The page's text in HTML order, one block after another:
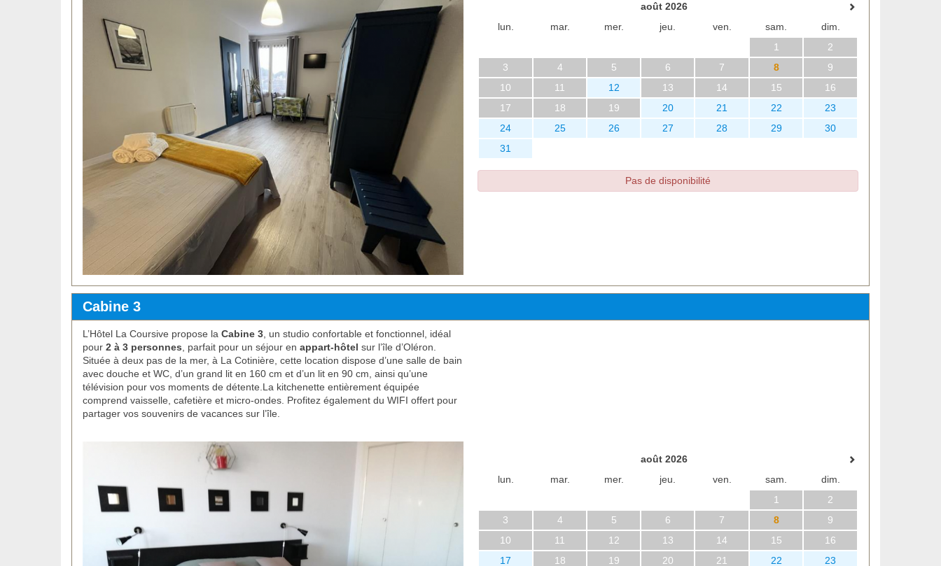
août 2026
lun.
mar. mer. jeu. ven. sam.
dim.
1
2
3
4 5 6 7 8
9
10
11 12 13 14 15
16
17
18 19 20 21 22
23
24
25 26 27 28 29
30
31
Pas de disponibilité
Cabine 3
L’Hôtel La Coursive propose la Cabine 3 , un studio confortable et fonctionnel, idéal
pour 2 à 3 personnes , parfait pour un séjour en appart-hôtel sur l’île d’Oléron.
Située à deux pas de la mer, à La Cotinière, cette location dispose d’une salle de bain
avec douche et WC, d’un grand lit en 160 cm et d’un lit en 90 cm, ainsi qu’une
télévision pour vos moments de détente.La kitchenette entièrement équipée
comprend vaisselle, cafetière et micro-ondes. Profitez également du WIFI offert pour
partager vos souvenirs de vacances sur l’île.
août 2026
lun.
mar. mer. jeu. ven. sam.
dim.
1
2
3
4 5 6 7 8
9
10
11 12 13 14 15
16
17
18 19 20 21 22 23